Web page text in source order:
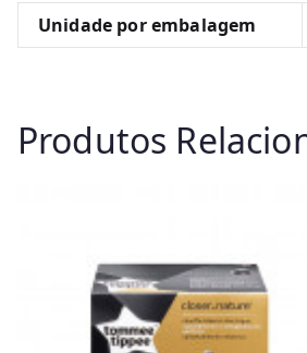
Unidade por embalagem
Produtos